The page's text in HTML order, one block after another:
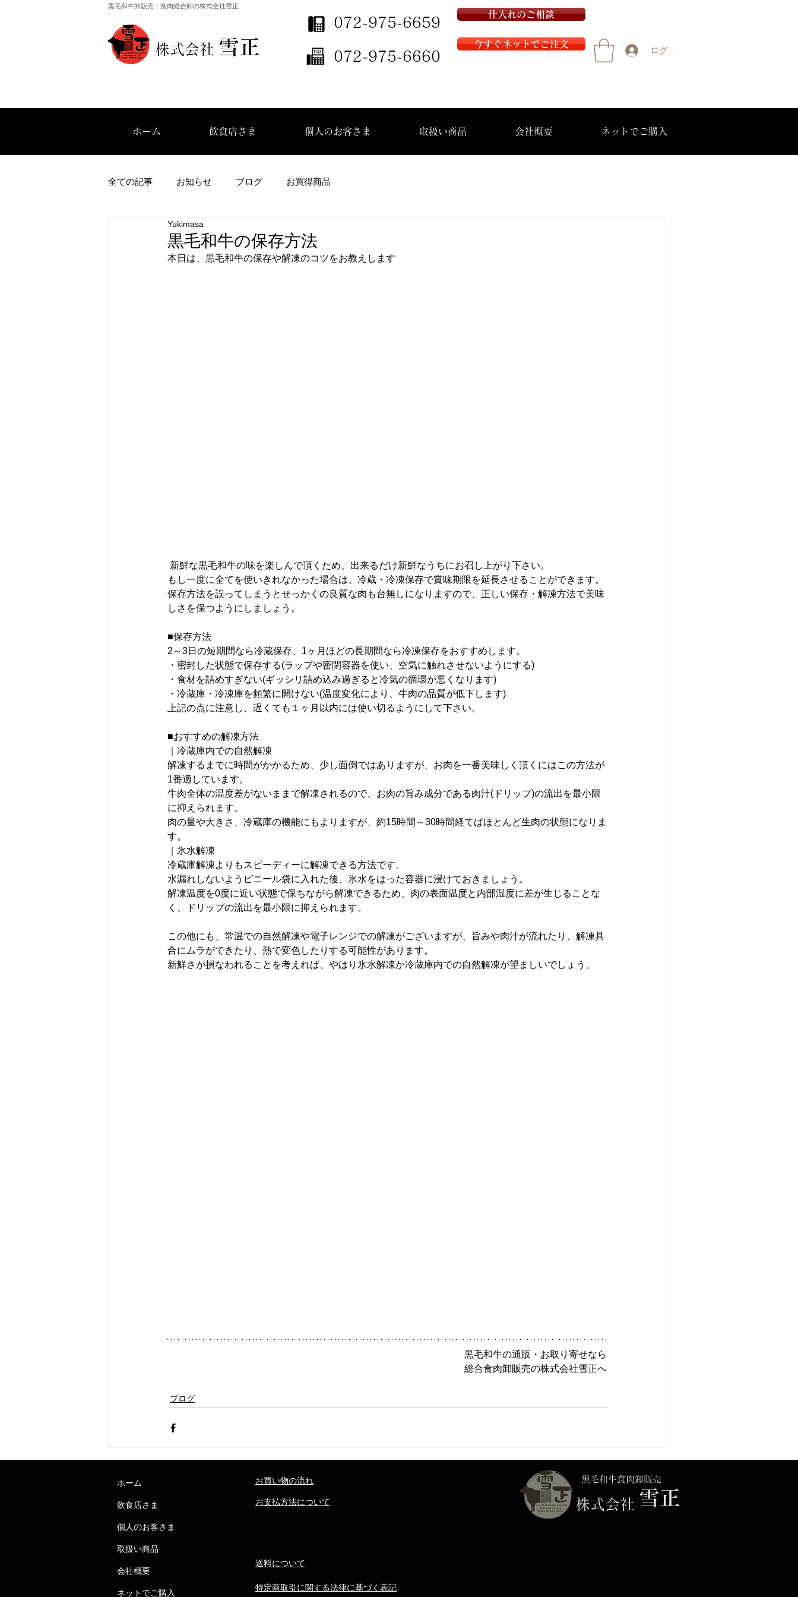
黒毛和牛卸販売｜食肉総合卸の株式会社雪正
​株式会社 雪正
072-975-6659
072-975-6660
仕入れのご相談
今すぐネットでご注文
ログイン
ホーム 飲食店さま 個人のお客さま 取扱い商品 会社概要 ネットでご購入
全ての記事 お知らせ ブログ お買得商品
黒毛和牛の保存方法
Yukimasa
本日は、黒毛和牛の保存や解凍のコツをお教えします
新鮮な黒毛和牛の味を楽しんで頂くため、出来るだけ新鮮なうちにお召し上がり下さい。
もし一度に全てを使いきれなかった場合は、冷蔵・冷凍保存で賞味期限を延長させることができます。
保存方法を誤ってしまうとせっかくの良質な肉も台無しになりますので、正しい保存・解凍方法で美味
しさを保つようにしましょう。
■保存方法
2～3日の短期間なら冷蔵保存、1ヶ月ほどの長期間なら冷凍保存をおすすめします。
・密封した状態で保存する(ラップや密閉容器を使い、空気に触れさせないようにする)
・食材を詰めすぎない(ギッシリ詰め込み過ぎると冷気の循環が悪くなります)
・冷蔵庫・冷凍庫を頻繁に開けない(温度変化により、牛肉の品質が低下します)
上記の点に注意し、遅くても１ヶ月以内には使い切るようにして下さい。
■おすすめの解凍方法
｜冷蔵庫内での自然解凍
解凍するまでに時間がかかるため、少し面倒ではありますが、お肉を一番美味しく頂くにはこの方法が
1番適しています。
牛肉全体の温度差がないままで解凍されるので、お肉の旨み成分である肉汁(ドリップ)の流出を最小限
に抑えられます。
肉の量や大きさ、冷蔵庫の機能にもよりますが、約15時間～30時間経てばほとんど生肉の状態になりま
す。
｜氷水解凍
冷蔵庫解凍よりもスピーディーに解凍できる方法です。
水漏れしないようビニール袋に入れた後、氷水をはった容器に浸けておきましょう。
解凍温度を0度に近い状態で保ちながら解凍できるため、肉の表面温度と内部温度に差が生じることな
く、ドリップの流出を最小限に抑えられます。
この他にも、常温での自然解凍や電子レンジでの解凍がございますが、旨みや肉汁が流れたり、解凍具
合にムラができたり、熱で変色したりする可能性があります。
新鮮さが損なわれることを考えれば、やはり氷水解凍か冷蔵庫内での自然解凍が望ましいでしょう。
黒毛和牛の通販・お取り寄せなら
総合食肉卸販売の株式会社雪正へ
ブログ
黒毛和牛食肉卸販売
​株式会社 雪正
ホーム
飲食店さま
個人のお客さま
取扱い商品
会社概要
ネットでご購入
お買い物の流れ
お支払方法について
送料について
特定商取引に関する法律に基づく表記